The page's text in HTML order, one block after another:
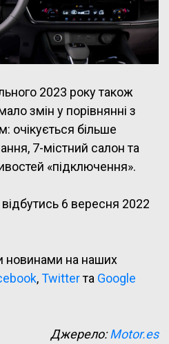
2023 року також
змін у порівнянні з
очікується більше
7-містний салон та
«підключення».
6 вересня 2022
новинами на наших
,Twitterта Google
Джерело:Motor.es